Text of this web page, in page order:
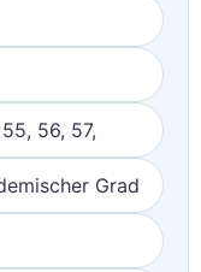
56, 57,
Grad